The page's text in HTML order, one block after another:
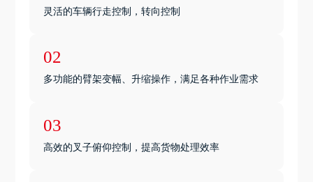
灵活的车辆行走控制，转向控制
02
多功能的臂架变幅、升缩操作，满足各种作业需求
03
高效的叉子俯仰控制，提高货物处理效率